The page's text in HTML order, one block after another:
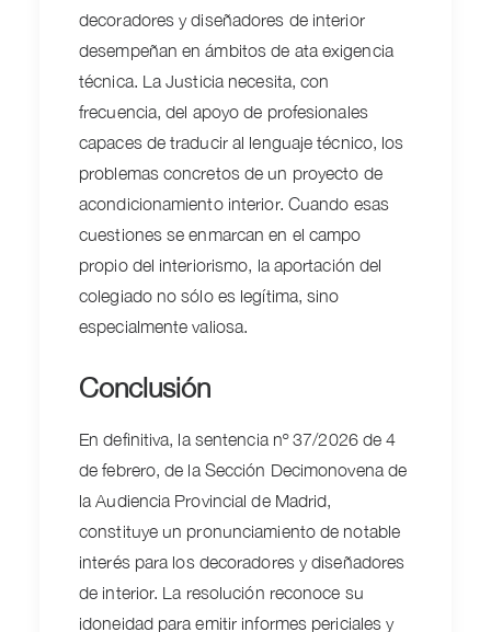
decoradores y diseñadores de interior
desempeñan en ámbitos de ata exigencia
técnica. La Justicia necesita, con
frecuencia, del apoyo de profesionales
capaces de traducir al lenguaje técnico, los
problemas concretos de un proyecto de
acondicionamiento interior. Cuando esas
cuestiones se enmarcan en el campo
propio del interiorismo, la aportación del
colegiado no sólo es legítima, sino
especialmente valiosa.
Conclusión
En definitiva, la sentencia nº 37/2026 de 4
de febrero, de la Sección Decimonovena de
la Audiencia Provincial de Madrid,
constituye un pronunciamiento de notable
interés para los decoradores y diseñadores
de interior. La resolución reconoce su
idoneidad para emitir informes periciales y